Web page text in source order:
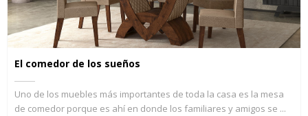
El comedor de los sueños
Uno de los muebles más importantes de toda la casa es la mesa
de comedor porque es ahí en donde los familiares y amigos se ...